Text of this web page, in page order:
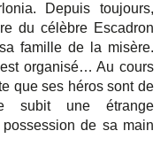
Depuis toujours,
du célèbre Escadron
famille de la misère.
organisé… Au cours
que ses héros sont de
subit une étrange
de sa main